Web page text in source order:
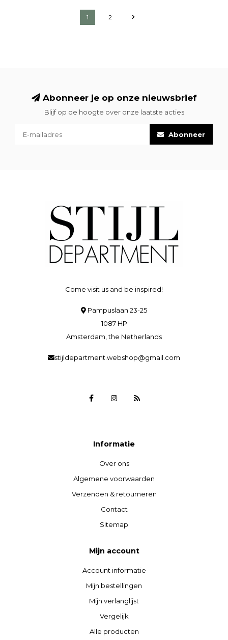
1 2
Abonneer je op onze nieuwsbrief
Blijf op de hoogte over onze laatste acties
Abonneer
Come visit us and be inspired!
Pampuslaan 23-25
1087 HP
Amsterdam, the Netherlands
stijldepartment.webshop@gmail.com
Informatie
Over ons
Algemene voorwaarden
Verzenden & retourneren
Contact
Sitemap
Mijn account
Account informatie
Mijn bestellingen
Mijn verlanglijst
Vergelijk
Alle producten